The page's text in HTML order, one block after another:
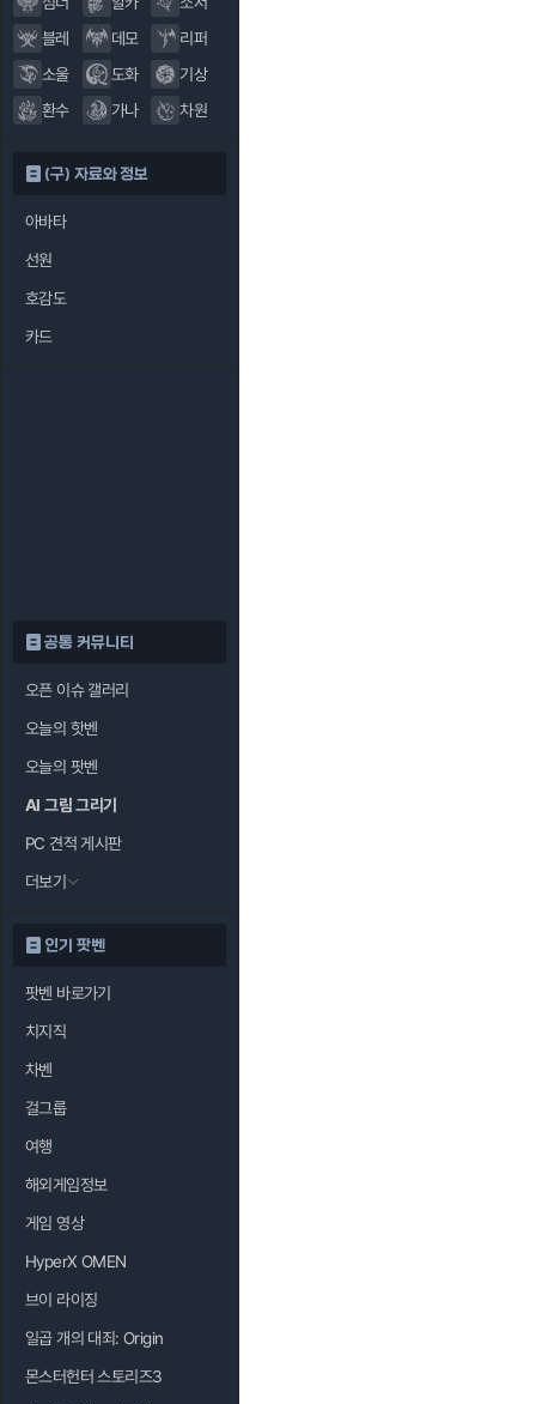
블레
데모
리퍼
소울
도화
기상
환수
가나 차원
(구) 자료와 정보
아바타
선원
호감도
카드
공통 커뮤니티
오픈 이슈 갤러리
오늘의 핫벤
오늘의 팟벤
AI 그림 그리기
PC 견적 게시판
더보기
인기 팟벤
팟벤 바로가기
치지직
차벤
걸그룹
여행
해외게임정보
게임 영상
HyperX OMEN
브이 라이징
일곱 개의 대죄: Origin
몬스터헌터 스토리즈3